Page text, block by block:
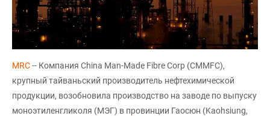
MRC-- Компания China Man-Made Fibre Corp (CMMFC),
крупный тайваньский производитель нефтехимической
продукции, возобновила производство на заводе по выпуску
моноэтиленгликоля (МЭГ) в провинции Гаосюн (Kaohsiung,